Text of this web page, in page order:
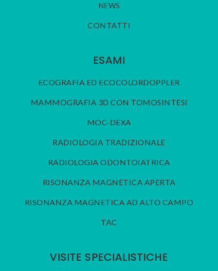
NEWS
CONTATTI
ESAMI
ECOGRAFIA ED ECOCOLORDOPPLER
MAMMOGRAFIA 3D CON TOMOSINTESI
MOC-DEXA
RADIOLOGIA TRADIZIONALE
RADIOLOGIA ODONTOIATRICA
RISONANZA MAGNETICA APERTA
RISONANZA MAGNETICA AD ALTO CAMPO
TAC
VISITE SPECIALISTICHE